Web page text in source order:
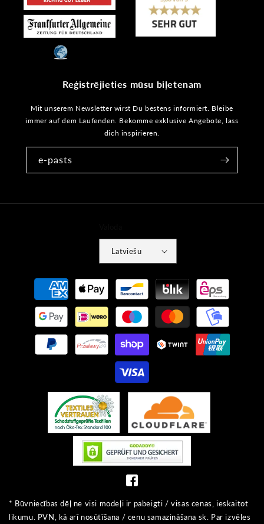
Reģistrējieties mūsu biļetenam
Mit unserem Newsletter wirst Du bestens informiert. Bleibe
immer auf dem Laufenden. Bekomme exklusive Angebote, lass
dich inspirieren.
e-pasts
Latviešu
Maksājumu
metodes
* Būvniecības dēļ ne visi modeļi ir pabeigti / visas cenas, ieskaitot
likumu. PVN, kā arī nosūtīšana / cenu samazināšana sk. Par izvēles